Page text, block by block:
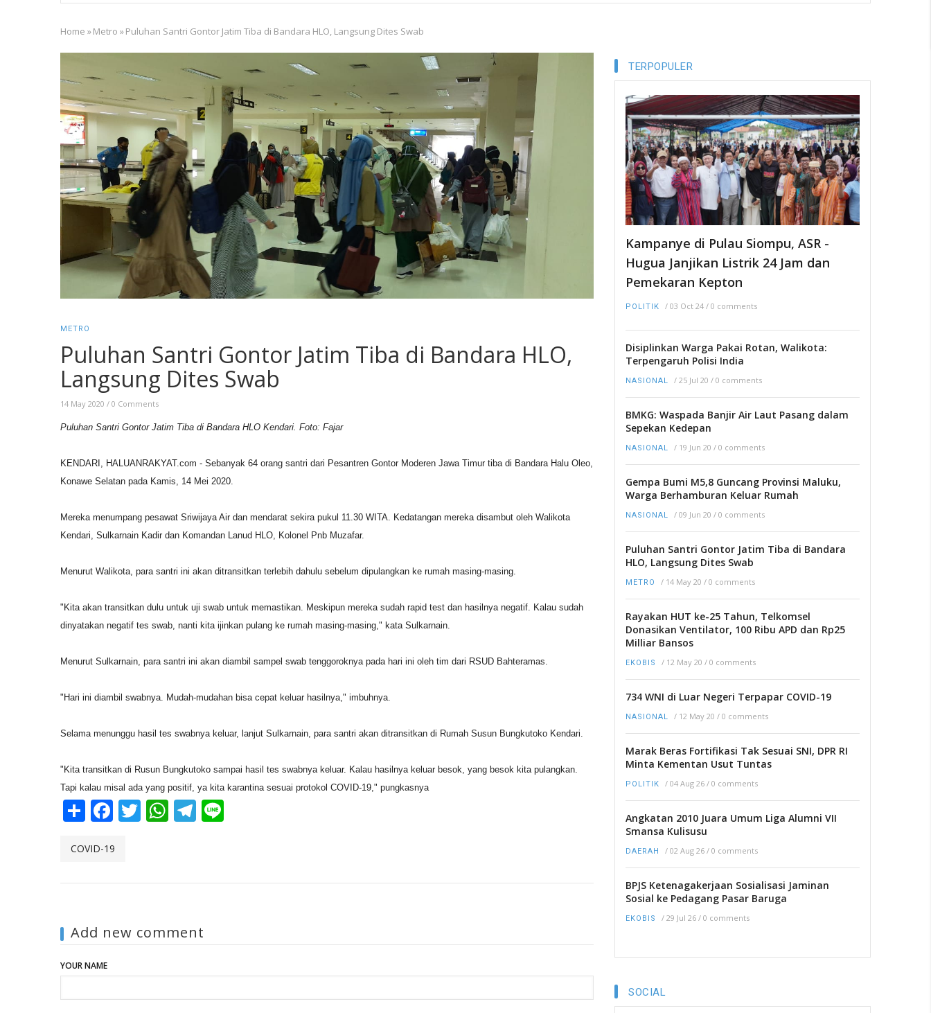
Breadcrumb
Home »Metro »Puluhan Santri Gontor Jatim Tiba di Bandara HLO, Langsung Dites Swab
METRO
Puluhan Santri Gontor Jatim Tiba di Bandara HLO,
Langsung Dites Swab
14 May 2020 / 0 Comments
Puluhan Santri Gontor Jatim Tiba di Bandara HLO Kendari. Foto: Fajar
KENDARI, HALUANRAKYAT.com - Sebanyak 64 orang santri dari Pesantren Gontor Moderen Jawa Timur tiba di Bandara Halu Oleo,
Konawe Selatan pada Kamis, 14 Mei 2020.
Mereka menumpang pesawat Sriwijaya Air dan mendarat sekira pukul 11.30 WITA. Kedatangan mereka disambut oleh Walikota
Kendari, Sulkarnain Kadir dan Komandan Lanud HLO, Kolonel Pnb Muzafar.
Menurut Walikota, para santri ini akan ditransitkan terlebih dahulu sebelum dipulangkan ke rumah masing-masing.
"Kita akan transitkan dulu untuk uji swab untuk memastikan. Meskipun mereka sudah rapid test dan hasilnya negatif. Kalau sudah
dinyatakan negatif tes swab, nanti kita ijinkan pulang ke rumah masing-masing," kata Sulkarnain.
Menurut Sulkarnain, para santri ini akan diambil sampel swab tenggoroknya pada hari ini oleh tim dari RSUD Bahteramas.
"Hari ini diambil swabnya. Mudah-mudahan bisa cepat keluar hasilnya," imbuhnya.
Selama menunggu hasil tes swabnya keluar, lanjut Sulkarnain, para santri akan ditransitkan di Rumah Susun Bungkutoko Kendari.
"Kita transitkan di Rusun Bungkutoko sampai hasil tes swabnya keluar. Kalau hasilnya keluar besok, yang besok kita pulangkan.
Tapi kalau misal ada yang positif, ya kita karantina sesuai protokol COVID-19," pungkasnya
ShareFacebook
Twitter
WhatsApp
Telegram
COVID-19
Add new comment
YOUR NAME
TERPOPULER
Kampanye di Pulau Siompu, ASR -
Hugua Janjikan Listrik 24 Jam dan
Pemekaran Kepton
POLITIK / 03 Oct 24 / 0 comments
Disiplinkan Warga Pakai Rotan, Walikota:
Terpengaruh Polisi India
NASIONAL / 25 Jul 20 / 0 comments
BMKG: Waspada Banjir Air Laut Pasang dalam
Sepekan Kedepan
NASIONAL / 19 Jun 20 / 0 comments
Gempa Bumi M5,8 Guncang Provinsi Maluku,
Warga Berhamburan Keluar Rumah
NASIONAL / 09 Jun 20 / 0 comments
Puluhan Santri Gontor Jatim Tiba di Bandara
HLO, Langsung Dites Swab
METRO / 14 May 20 / 0 comments
Rayakan HUT ke-25 Tahun, Telkomsel
Donasikan Ventilator, 100 Ribu APD dan Rp25
Milliar Bansos
EKOBIS / 12 May 20 / 0 comments
734 WNI di Luar Negeri Terpapar COVID-19
NASIONAL / 12 May 20 / 0 comments
Marak Beras Fortifikasi Tak Sesuai SNI, DPR RI
Minta Kementan Usut Tuntas
POLITIK / 04 Aug 26 / 0 comments
Angkatan 2010 Juara Umum Liga Alumni VII
Smansa Kulisusu
DAERAH / 02 Aug 26 / 0 comments
BPJS Ketenagakerjaan Sosialisasi Jaminan
Sosial ke Pedagang Pasar Baruga
EKOBIS / 29 Jul 26 / 0 comments
SOCIAL